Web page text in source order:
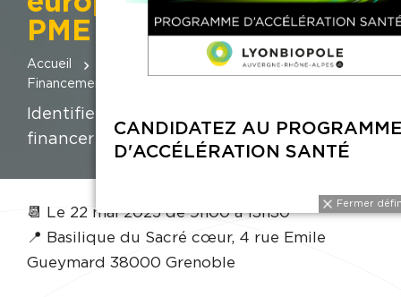
PME » 2025
Accueil
Matinées d'information «
Financements européens pour les PME » 2025
Identifiez le bon dispositif européen pour
financer votre projet d’innovation.
📆 Le 22 mai 2025 de 9h00 à 13h30
📍 Basilique du Sacré cœur, 4 rue Emile
Gueymard 38000 Grenoble